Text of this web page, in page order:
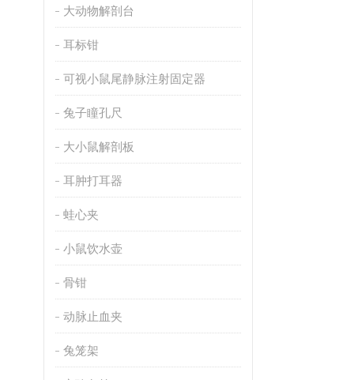
大动物解剖台
耳标钳
可视小鼠尾静脉注射固定器
兔子瞳孔尺
大小鼠解剖板
耳肿打耳器
蛙心夹
小鼠饮水壶
骨钳
动脉止血夹
兔笼架